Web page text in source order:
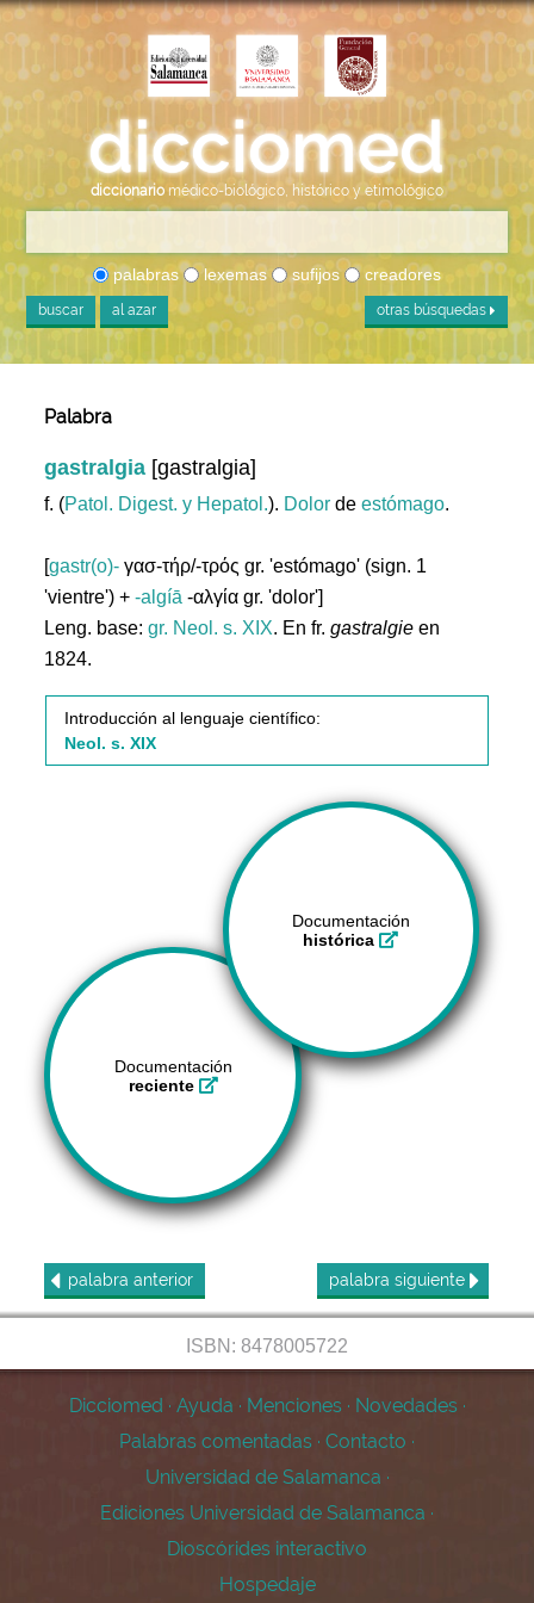
diccionario médico-biológico, histórico y etimológico
palabras lexemas sufijos creadores
buscar al azar otras búsquedas
Palabra
gastralgia [gastralgia]
f. (Patol. Digest. y Hepatol.). Dolor deestómago.
[gastr(o)- γασ-τήρ/-τρός gr. 'estómago' (sign. 1
'vientre') +-algíā -αλγία gr. 'dolor']
Leng. base:gr. Neol. s. XIX. En fr.gastralgie en
1824.
Introducción al lenguaje científico:
Neol. s. XIX
Documentación
histórica
Documentación
reciente
palabra anterior palabra siguiente
ISBN: 8478005722
Dicciomed · Ayuda · Menciones · Novedades ·
Palabras comentadas · Contacto ·
Universidad de Salamanca ·
Ediciones Universidad de Salamanca ·
Dioscórides interactivo
Hospedaje